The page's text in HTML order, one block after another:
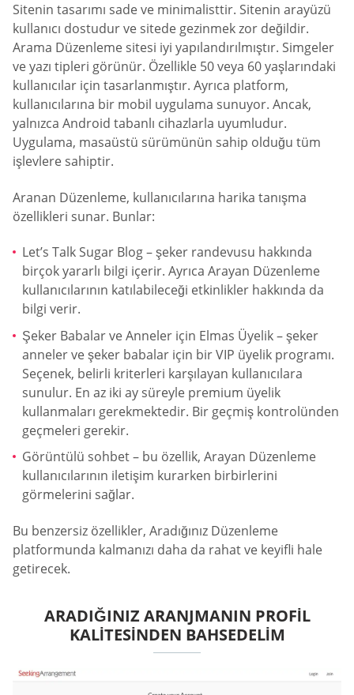
Sitenin tasarımı sade ve minimalisttir. Sitenin arayüzü
kullanıcı dostudur ve sitede gezinmek zor değildir.
Arama Düzenleme sitesi iyi yapılandırılmıştır. Simgeler
ve yazı tipleri görünür. Özellikle 50 veya 60 yaşlarındaki
kullanıcılar için tasarlanmıştır. Ayrıca platform,
kullanıcılarına bir mobil uygulama sunuyor. Ancak,
yalnızca Android tabanlı cihazlarla uyumludur.
Uygulama, masaüstü sürümünün sahip olduğu tüm
işlevlere sahiptir.
Aranan Düzenleme, kullanıcılarına harika tanışma
özellikleri sunar. Bunlar:
Let’s Talk Sugar Blog – şeker randevusu hakkında
birçok yararlı bilgi içerir. Ayrıca Arayan Düzenleme
kullanıcılarının katılabileceği etkinlikler hakkında da
bilgi verir.
Şeker Babalar ve Anneler için Elmas Üyelik – şeker
anneler ve şeker babalar için bir VIP üyelik programı.
Seçenek, belirli kriterleri karşılayan kullanıcılara
sunulur. En az iki ay süreyle premium üyelik
kullanmaları gerekmektedir. Bir geçmiş kontrolünden
geçmeleri gerekir.
Görüntülü sohbet – bu özellik, Arayan Düzenleme
kullanıcılarının iletişim kurarken birbirlerini
görmelerini sağlar.
Bu benzersiz özellikler, Aradığınız Düzenleme
platformunda kalmanızı daha da rahat ve keyifli hale
getirecek.
ARADIĞINIZ ARANJMANIN PROFIL
KALITESINDEN BAHSEDELIM